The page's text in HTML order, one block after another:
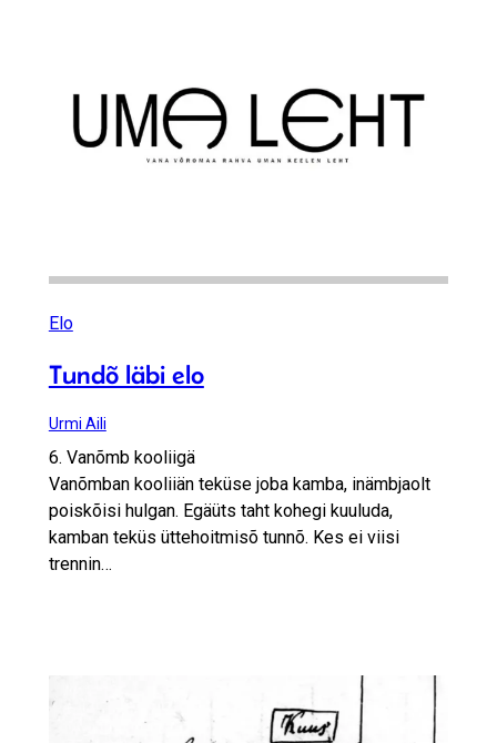
Elo
Tundõ läbi elo
Urmi Aili
6. Vanõmb kooliigä
Vanõmban kooliiän teküse joba kamba, inämbjaolt
poiskõisi hulgan. Egäüts taht kohegi kuuluda,
kamban teküs üttehoitmisõ tunnõ. Kes ei viisi
trennin…